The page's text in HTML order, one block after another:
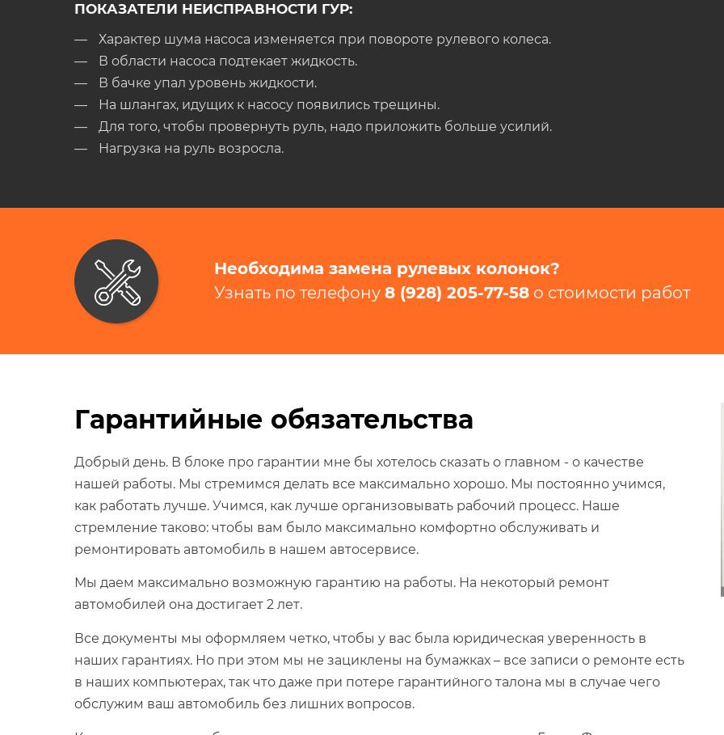
ПОКАЗАТЕЛИ НЕИСПРАВНОСТИ ГУР:
Характер шума насоса изменяется при повороте рулевого колеса.
В области насоса подтекает жидкость.
В бачке упал уровень жидкости.
На шлангах, идущих к насосу появились трещины.
Для того, чтобы провернуть руль, надо приложить больше усилий.
Нагрузка на руль возросла.
Необходима замена рулевых колонок?
Узнать по телефону 8 (928) 205-77-58​ о стоимости
Гарантийные обязательства
Добрый день. В блоке про гарантии мне бы хотелось сказать о главном - о качестве
нашей работы. Мы стремимся делать все максимально хорошо. Мы постоянно учимся,
как работать лучше. Учимся, как лучше организовывать рабочий процесс. Наше
стремление таково: чтобы вам было максимально комфортно обслуживать и
ремонтировать автомобиль в нашем автосервисе.
Мы даем максимально возможную гарантию на работы. На некоторый ремонт
автомобилей она достигает 2 лет.
Все документы мы оформляем четко, чтобы у вас была юридическая уверенность в
наших гарантиях. Но при этом мы не зациклены на бумажках – все записи о ремонте есть
в наших компьютерах, так что даже при потере гарантийного талона мы в случае чего
обслужим ваш автомобиль без лишних вопросов.